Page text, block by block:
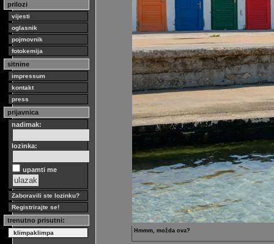
prilozi
vijesti
oglasnik
pojmovnik
fotokemija
sitnine
impressum
kontakt
press
prijavnica
nadimak:
lozinka:
upamti me
Zaboravili ste lozinku?
Registrirajte se!
trenutno prisutni:
klimpaklimpa Hmmm, možda ova?